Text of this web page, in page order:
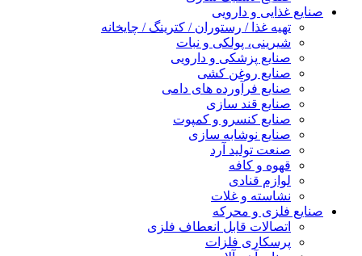
صنایع غذایی و دارویی
تهیه غذا / رستوران / کترینگ / چایخانه
شیرینی، پولکی و نبات
صنایع پزشکی و دارویی
صنایع روغن کشی
صنایع فرآورده های دامی
صنایع قند سازی
صنایع کنسرو و کمپوت
صنایع نوشابه سازی
صنعت تولید آرد
قهوه و کافه
لوازم قنادی
نشاسته و غلات
صنایع فلزی و محرکه
اتصالات قابل انعطاف فلزی
پرسکاری فلزات